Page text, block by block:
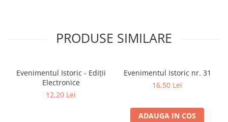
PRODUSE SIMILARE
Evenimentul Istoric - Ediții
Electronice
12,20 Lei
Evenimentul Istoric nr. 31
16,50 Lei
ADAUGA IN COS